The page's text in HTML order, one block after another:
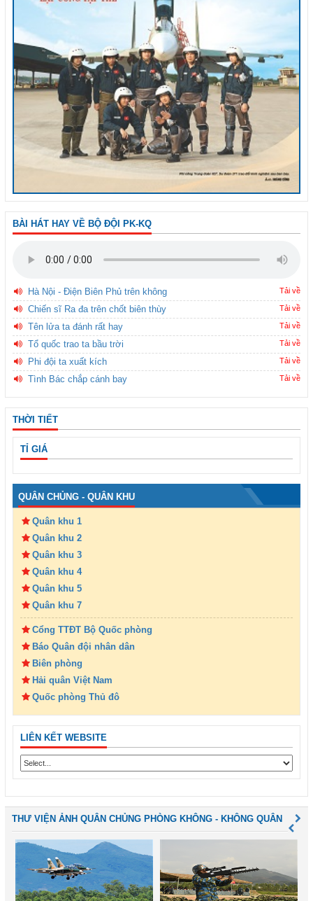
BÀI HÁT HAY VỀ BỘ ĐỘI PK-KQ
Hà Nội - Điện Biên Phủ trên không Tải về
Chiến sĩ Ra đa trên chốt biên thùy Tải về
Tên lửa ta đánh rất hay Tải về
Tổ quốc trao ta bầu trời Tải về
Phi đội ta xuất kích Tải về
Tình Bác chắp cánh bay Tải về
THỜI TIẾT
TỈ GIÁ
QUÂN CHỦNG - QUÂN KHU
Quân khu 1
Quân khu 2
Quân khu 3
Quân khu 4
Quân khu 5
Quân khu 7
Cổng TTĐT Bộ Quốc phòng
Báo Quân đội nhân dân
Biên phòng
Hải quân Việt Nam
Quốc phòng Thủ đô
LIÊN KẾT WEBSITE
THƯ VIỆN ẢNH QUÂN CHỦNG PHÒNG KHÔNG - KHÔNG QUÂN